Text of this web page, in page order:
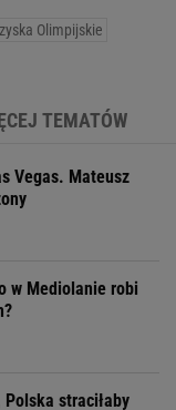
Olimpijskie
TEMATÓW
Vegas. Mateusz
w Mediolanie robi
Polska straciłaby